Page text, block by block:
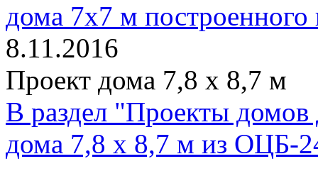
дома 7х7 м
8.11.2016
Проект дома 7,8 х 8,7 м
В раздел "Проекты домов
дома 7,8 х 8,7 м из ОЦБ-